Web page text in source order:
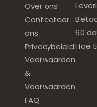
Over ons
Contacteer
ons
Privacybeleid
Voorwaarden
&
Voorwaarden
FAQ
60
Hoe